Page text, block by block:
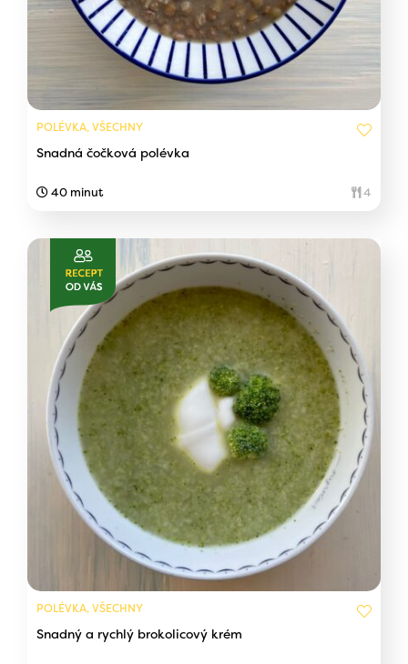
POLÉVKA, VŠECHNY
Snadná čočková polévka
40 minut 4
POLÉVKA, VŠECHNY
Snadný a rychlý brokolicový krém